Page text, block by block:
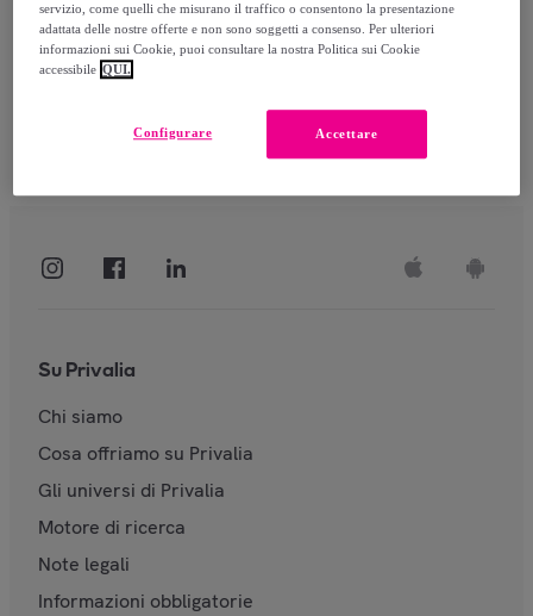
Su Privalia
Chi siamo
Cosa offriamo su Privalia
Gli universi di Privalia
Motore di ricerca
Note legali
Informazioni obbligatorie
servizio, come quelli che misurano il traffico o consentono la presentazione
adattata delle nostre offerte e non sono soggetti a consenso. Per ulteriori
informazioni sui Cookie, puoi consultare la nostra Politica sui Cookie
accessibile QUI.
Accettare
Configurare